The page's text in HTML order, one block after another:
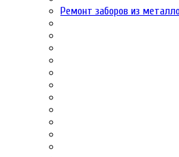
Ремонт заборов из